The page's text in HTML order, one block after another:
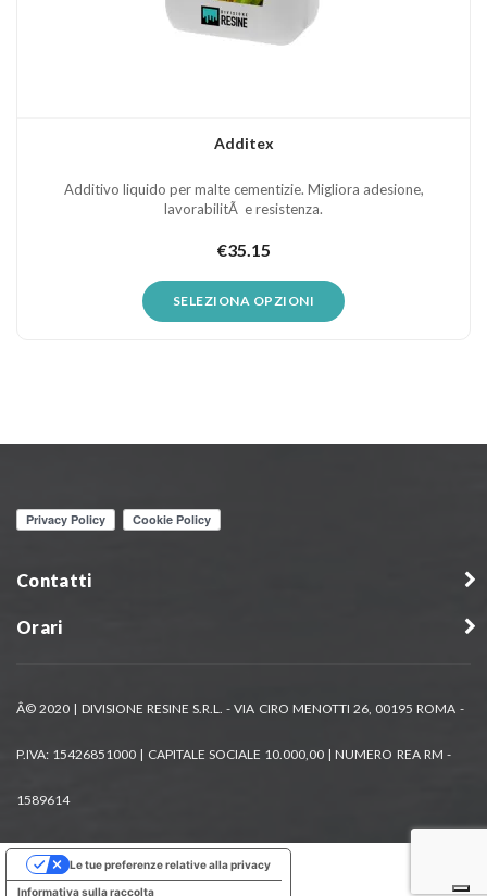
Additex
Additivo liquido per malte cementizie. Migliora adesione,
lavorabilitÃ e resistenza.
€35.15
SELEZIONA OPZIONI
Contatti
Orari
Â© 2020 | DIVISIONE RESINE S.R.L. - VIA CIRO MENOTTI 26, 00195 ROMA -
P.IVA: 15426851000 | CAPITALE SOCIALE 10.000,00 | NUMERO REA RM -
1589614
Informativa sulla raccolta
Le tue preferenze relative alla privacy